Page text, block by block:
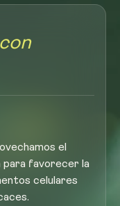
con
el
para favorecer la
celulares